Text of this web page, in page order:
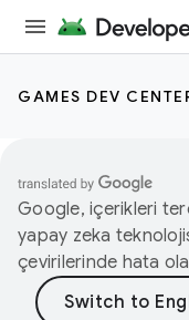
GAMES DEV
Google, içerikleri
yapay zeka
çevirilerinde hata